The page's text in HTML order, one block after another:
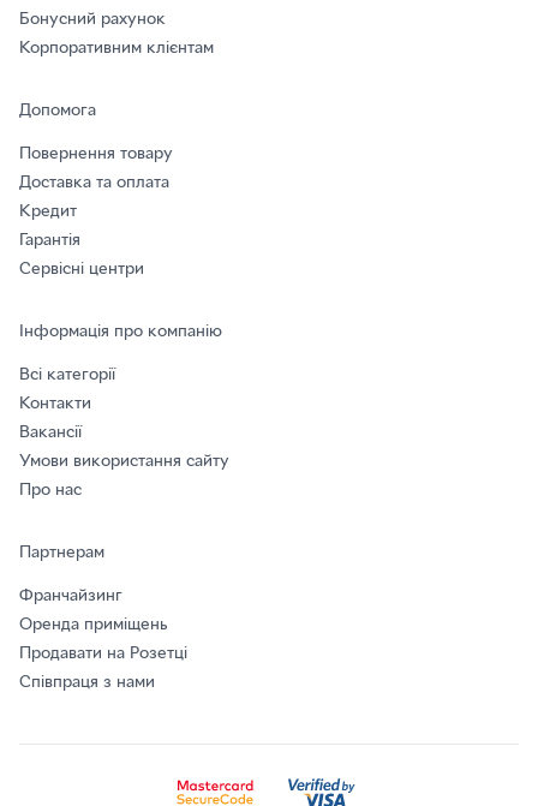
Бонусний рахунок
Корпоративним клієнтам
Допомога
Повернення товару
Доставка та оплата
Кредит
Гарантія
Сервісні центри
Інформація про компанію
Всі категорії
Контакти
Вакансії
Умови використання сайту
Про нас
Партнерам
Франчайзинг
Оренда приміщень
Продавати на Розетці
Співпраця з нами